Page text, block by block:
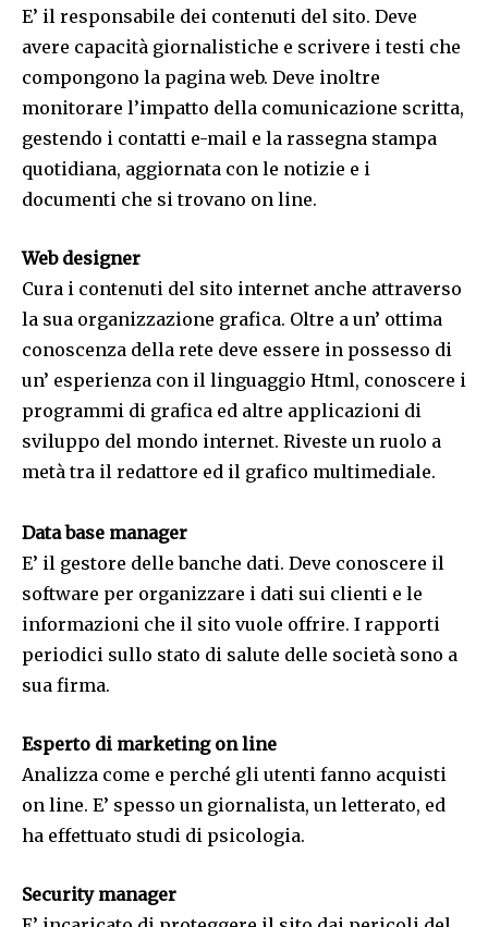
E’ il responsabile dei contenuti del sito. Deve
avere capacità giornalistiche e scrivere i testi che
compongono la pagina web. Deve inoltre
monitorare l’impatto della comunicazione scritta,
gestendo i contatti e-mail e la rassegna stampa
quotidiana, aggiornata con le notizie e i
documenti che si trovano on line.
Web designer
Cura i contenuti del sito internet anche attraverso
la sua organizzazione grafica. Oltre a un’ ottima
conoscenza della rete deve essere in possesso di
un’ esperienza con il linguaggio Html, conoscere i
programmi di grafica ed altre applicazioni di
sviluppo del mondo internet. Riveste un ruolo a
metà tra il redattore ed il grafico multimediale.
Data base manager
E’ il gestore delle banche dati. Deve conoscere il
software per organizzare i dati sui clienti e le
informazioni che il sito vuole offrire. I rapporti
periodici sullo stato di salute delle società sono a
sua firma.
Esperto di marketing on line
Analizza come e perché gli utenti fanno acquisti
on line. E’ spesso un giornalista, un letterato, ed
ha effettuato studi di psicologia.
Security manager